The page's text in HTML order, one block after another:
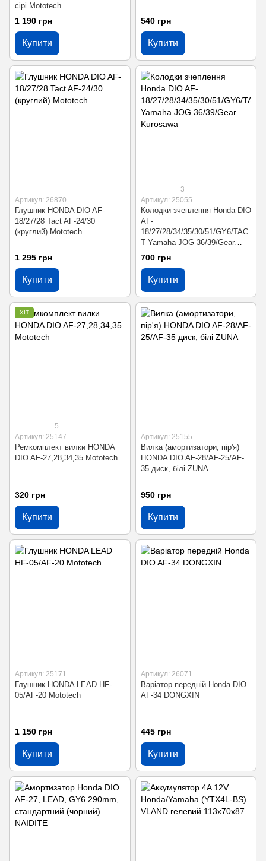
сірі Mototech
1 190 грн
Купити
540 грн
Купити
Артикул: 26870
Глушник HONDA DIO AF-
18/27/28 Tact AF-24/30
(круглий) Mototech
1 295 грн
Купити
3
Артикул: 25055
Колодки зчеплення Honda DIO
AF-
18/27/28/34/35/30/51/GY6/TAC
T Yamaha JOG 36/39/Gear
Kurosawa
700 грн
Купити
ХІТ
5
Артикул: 25147
Ремкомплект вилки HONDA
DIO AF-27,28,34,35 Mototech
320 грн
Купити
Артикул: 25155
Вилка (амортизатори, пір'я)
HONDA DIO AF-28/AF-25/AF-
35 диск, білі ZUNA
950 грн
Купити
Артикул: 25171
Глушник HONDA LEAD HF-
05/AF-20 Mototech
1 150 грн
Купити
Артикул: 26071
Варіатор передній Honda DIO
AF-34 DONGXIN
445 грн
Купити